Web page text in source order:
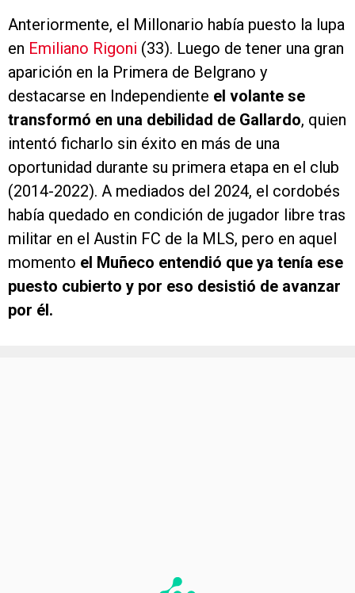
transformó en una debilidad de Gallardo , quien
intentó ficharlo sin éxito en más de una
oportunidad durante su primera etapa en el club
(2014-2022). A mediados del 2024, el cordobés
había quedado en condición de jugador libre tras
militar en el Austin FC de la MLS, pero en aquel
momentoel Muñeco entendió que ya tenía ese
puesto cubierto y por eso desistió de avanzar
por él.